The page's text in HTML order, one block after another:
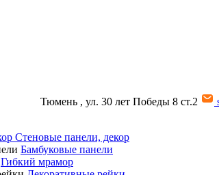
Тюмень , ул. 30 лет Победы 8 ст.2
Стеновые панели, декор
Бамбуковые панели
Гибкий мрамор